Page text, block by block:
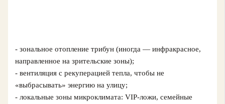
- зональное отопление трибун (иногда — инфракрасное,
направленное на зрительские зоны);
- вентиляция с рекуперацией тепла, чтобы не
«выбрасывать» энергию на улицу;
- локальные зоны микроклимата: VIP‑ложи, семейные